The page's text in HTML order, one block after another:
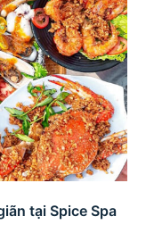
tại Spice Spa